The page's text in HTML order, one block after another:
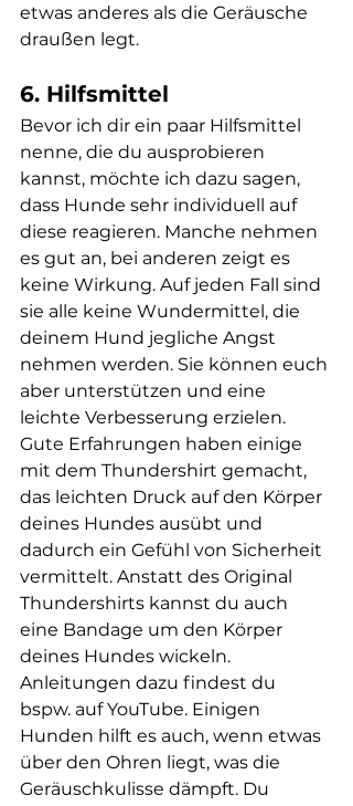
etwas anderes als die Geräusche
draußen legt.
6. Hilfsmittel
Bevor ich dir ein paar Hilfsmittel
nenne, die du ausprobieren
kannst, möchte ich dazu sagen,
dass Hunde sehr individuell auf
diese reagieren. Manche nehmen
es gut an, bei anderen zeigt es
keine Wirkung. Auf jeden Fall sind
sie alle keine Wundermittel, die
deinem Hund jegliche Angst
nehmen werden. Sie können euch
aber unterstützen und eine
leichte Verbesserung erzielen.
Gute Erfahrungen haben einige
mit dem Thundershirt gemacht,
das leichten Druck auf den Körper
deines Hundes ausübt und
dadurch ein Gefühl von Sicherheit
vermittelt. Anstatt des Original
Thundershirts kannst du auch
eine Bandage um den Körper
deines Hundes wickeln.
Anleitungen dazu findest du
bspw. auf YouTube. Einigen
Hunden hilft es auch, wenn etwas
über den Ohren liegt, was die
Geräuschkulisse dämpft. Du